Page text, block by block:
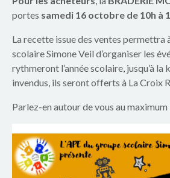
a
r
e
n
t
s
d
portes samedi 16 octobre de 10h à
La recette issue des ventes permettra
scolaire Simone Veil d’organiser les
rythmeront l’année scolaire, jusqu’à la
invendus, ils seront offerts à La Croix
Parlez-en autour de vous au maximum